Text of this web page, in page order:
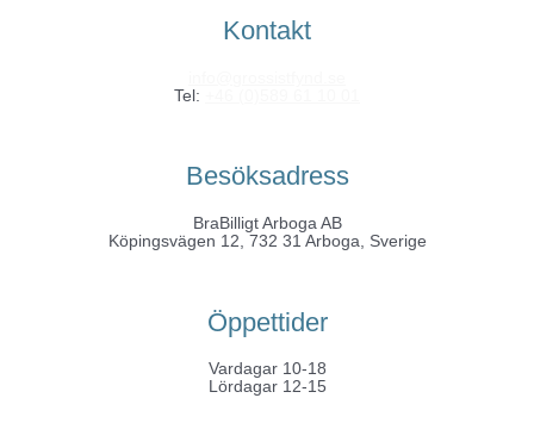
Kontakt
Tel:
Besöksadress
BraBilligt Arboga AB
Köpingsvägen 12, 732 31 Arboga, Sverige
Öppettider
Vardagar 10-18
Lördagar 12-15